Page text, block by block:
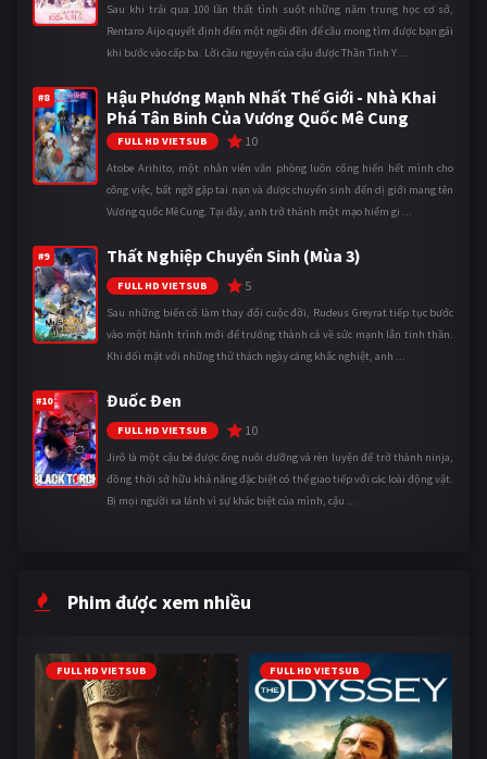
Sau khi trải qua 100 lần thất tình suốt những năm trung học cơ sở,
Rentaro Aijo quyết định đến một ngôi đền để cầu mong tìm được bạn gái
khi bước vào cấp ba. Lời cầu nguyện của cậu được Thần Tình Y ...
#8
Hậu Phương Mạnh Nhất Thế Giới - Nhà Khai
Phá Tân Binh Của Vương Quốc Mê Cung
FULL HD VIETSUB 10
Atobe Arihito, một nhân viên văn phòng luôn cống hiến hết mình cho
công việc, bất ngờ gặp tai nạn và được chuyển sinh đến dị giới mang tên
Vương quốc Mê Cung. Tại đây, anh trở thành một mạo hiểm gi ...
#9 Thất Nghiệp Chuyển Sinh (Mùa 3)
FULL HD VIETSUB 5
Sau những biến cố làm thay đổi cuộc đời, Rudeus Greyrat tiếp tục bước
vào một hành trình mới để trưởng thành cả về sức mạnh lẫn tinh thần.
Khi đối mặt với những thử thách ngày càng khắc nghiệt, anh ...
#10 Đuốc Đen
FULL HD VIETSUB 10
Jirô là một cậu bé được ông nuôi dưỡng và rèn luyện để trở thành ninja,
đồng thời sở hữu khả năng đặc biệt có thể giao tiếp với các loài động vật.
Bị mọi người xa lánh vì sự khác biệt của mình, cậu ...
Phim được xem nhiều
FULL HD VIETSUB FULL HD VIETSUB